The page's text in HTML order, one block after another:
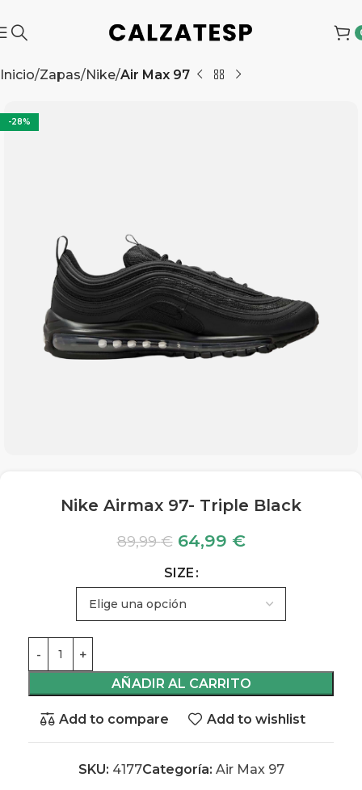
Inicio Zapas Nike Air Max 97
-28%
Nike Airmax 97- Triple Black
89,99€ 64,99 €
SIZE
AÑADIR AL CARRITO
Add to compare Add to wishlist
SKU: 4177Categoría: Air Max 97